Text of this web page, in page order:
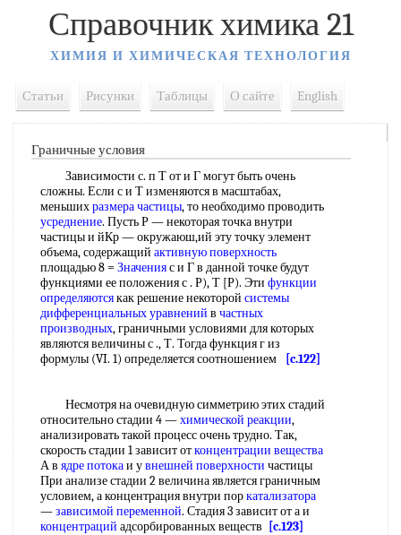
Справочник химика 21
ХИМИЯ И ХИМИЧЕСКАЯ ТЕХНОЛОГИЯ
Статьи Рисунки Таблицы О сайте English
Граничные условия
Зависимости с. п Т от и Г могут быть очень
сложны. Если с и Т изменяются в масштабах,
меньшихразмера частицы, то необходимо проводить
усреднение. Пусть Р — некоторая точка внутри
частицы и йКр — окружаюш,ий эту точку элемент
объема, содержащий активную поверхность
площадью 8 = Значенияс и Г в данной точке будут
функциями ее положения с . Р), Т [Р). Эти функции
определяютсякак решение некоторой системы
дифференциальных уравнений в частных
производных, граничными условиями для которых
являются величины с ., Т. Тогда функция г из
формулы (VI. 1) определяется соотношением
[c.122]
Несмотря на очевидную симметрию этих стадий
относительно стадии 4 —химической реакции,
анализировать такой процесс очень трудно. Так,
скорость стадии 1 зависит отконцентрации вещества
А в ядре потокаи увнешней поверхности частицы
При анализе стадии 2 величина является граничным
условием, а концентрация внутри поркатализатора
—зависимой переменной. Стадия 3 зависит от а и
концентраций адсорбированных веществ
[c.123]